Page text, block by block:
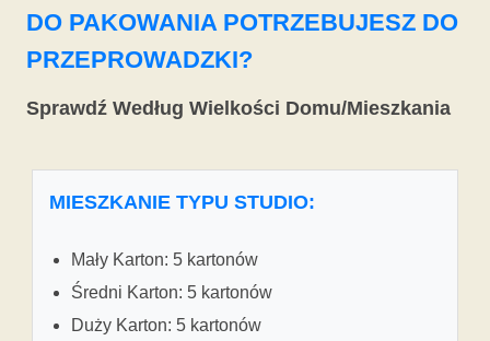
DO PAKOWANIA POTRZEBUJESZ DO
PRZEPROWADZKI?
Sprawdź Według Wielkości Domu/Mieszkania
MIESZKANIE TYPU STUDIO:
Mały Karton: 5 kartonów
Średni Karton: 5 kartonów
Duży Karton: 5 kartonów